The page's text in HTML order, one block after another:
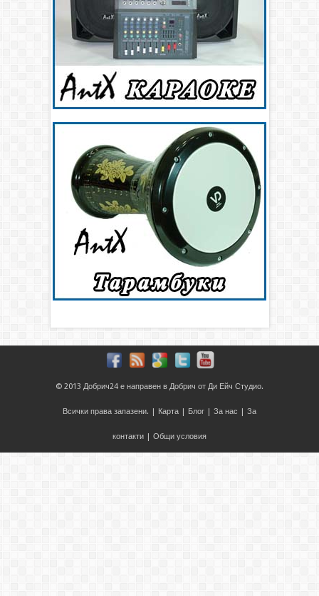
© 2013 Добрич24 е направен в Добрич от Ди Ейч Студио.
Всички права запазени. | Карта | Блог | За нас | За
контакти | Общи условия